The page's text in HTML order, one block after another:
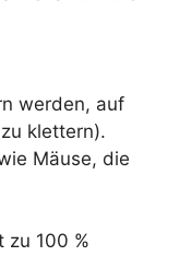
werden, auf
klettern).
Mäuse, die
zu 100 %